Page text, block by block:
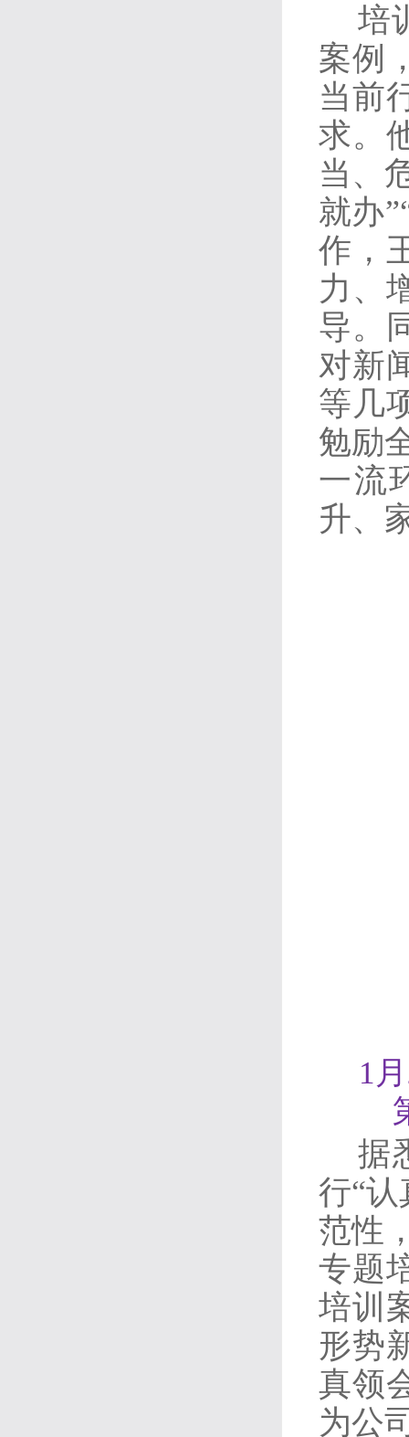
培
案例
当前
求。
当、
就办
作，
力、
导。
对新
等几
勉励
一流
升、
1
据
行“
范性
专题
培训
形势
真领
为公